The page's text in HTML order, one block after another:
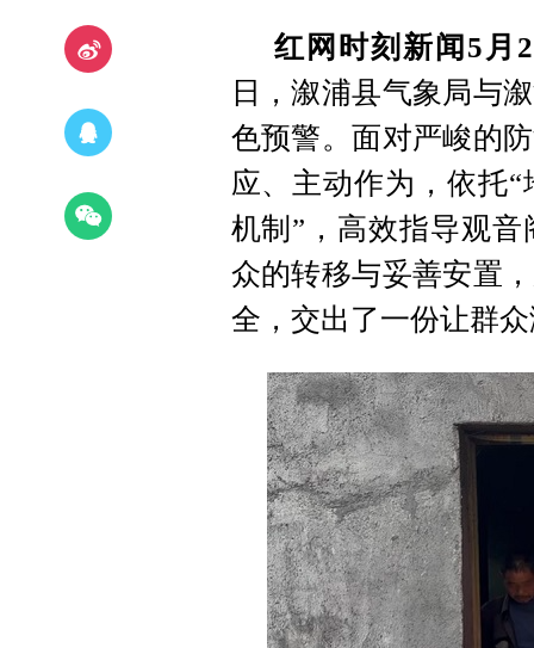
红网时刻新闻5月
日，溆浦县气象局与
色预警。面对严峻的
应、主动作为，依托
机制”，高效指导观
众的转移与妥善安置
全，交出了一份让群